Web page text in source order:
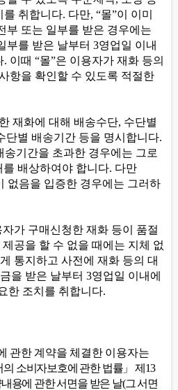
를 취합니다. 다만, “몰”이 이미
부 또는 일부를 받은 경우에는
부를 받은 날부터 3영업일 이내
. 이때 “몰”은 이용자가 재화 등의
항을 확인할 수 있도록 적절한
재화에 대해 배송수단, 수단별
단별 배송기간 등을 명시합니다.
송기간을 초과한 경우에는 그로
배상하여야 합니다. 다만
없음을 입증한 경우에는 그러하
자가 구매신청한 재화 등이 품절
공을 할 수 없을 때에는 지체 없
통지하고 사전에 재화 등의 대
을 받은 날부터 3영업일 이내에
한 조치를 취합니다.
관한 계약을 체결한 이용자는
소비자보호에 관한 법률」제 13
용에 관한 서면을 받은 날(그 서면